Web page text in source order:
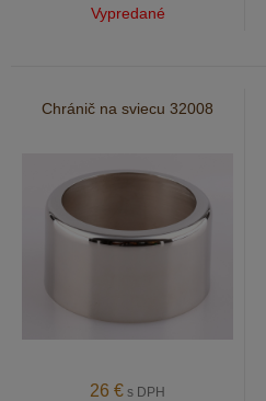
Vypredané
Chránič na sviecu 32008
26 € s DPH